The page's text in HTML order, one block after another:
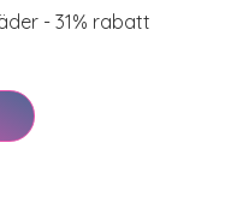
- 31% rabatt